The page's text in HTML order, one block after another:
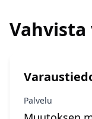
Vahvista
Palvelu